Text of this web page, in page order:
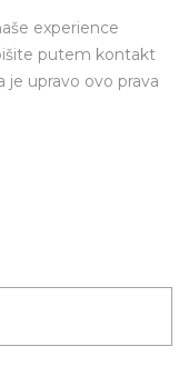
experience
putem kontakt
upravo ovo prava